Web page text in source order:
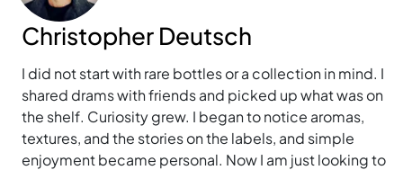
Christopher Deutsch
I did not start with rare bottles or a collection in mind. I
shared drams with friends and picked up what was on
the shelf. Curiosity grew. I began to notice aromas,
textures, and the stories on the labels, and simple
enjoyment became personal. Now I am just looking to